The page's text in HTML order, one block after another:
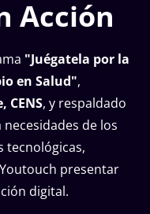
Acción
"Juégatela por la
en Salud",
CENS, y respaldado
necesidades de los
tecnológicas,
presentar
digital.